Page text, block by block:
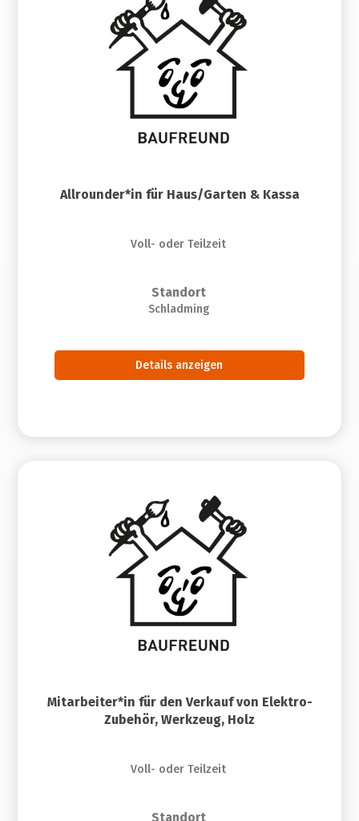
Allrounder*in für Haus/Garten & Kassa
Voll- oder Teilzeit
Standort
Schladming
Details anzeigen
Mitarbeiter*in für den Verkauf von Elektro-
Zubehör, Werkzeug, Holz
Voll- oder Teilzeit